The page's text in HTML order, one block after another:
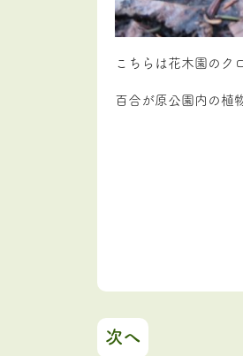
こちらは花木園のク
百合が原公園内の植
次へ